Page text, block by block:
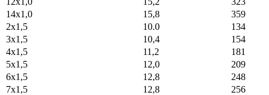
14x1,0
15,8
359
2x1,5
10.0
134
3x1,5
10,4
154
4x1,5
11,2
181
5x1,5
12,0
209
6x1,5
12,8
248
7x1,5
12,8
256